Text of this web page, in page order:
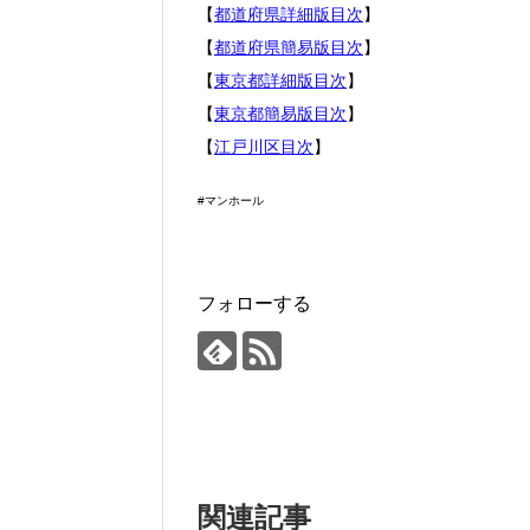
【都道府県詳細版目次】
【都道府県簡易版目次】
【東京都詳細版目次】
【東京都簡易版目次】
【江戸川区目次】
#マンホール
フォローする
関連記事